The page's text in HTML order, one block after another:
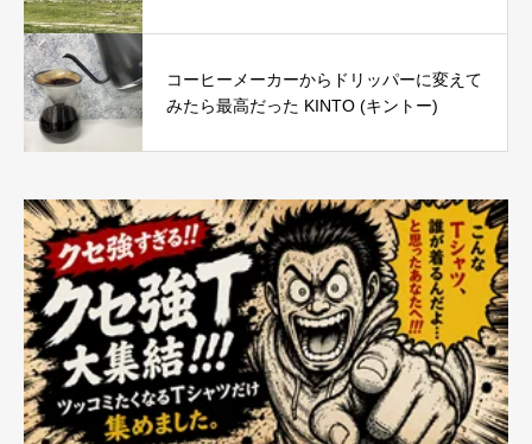
コーヒーメーカーからドリッパーに変えて
みたら最高だった KINTO (キントー)